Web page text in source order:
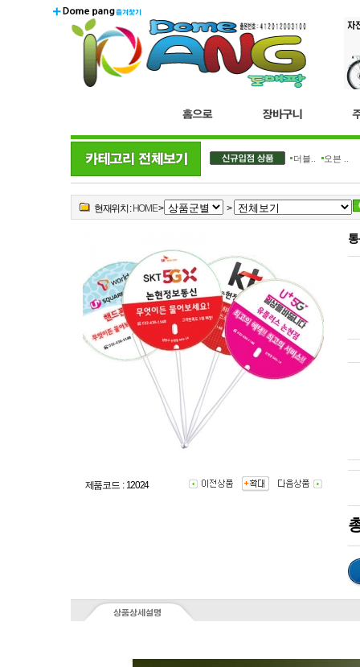
더블.. 오븐 ..
현재위치 : HOME> >
제품코드 : 12024